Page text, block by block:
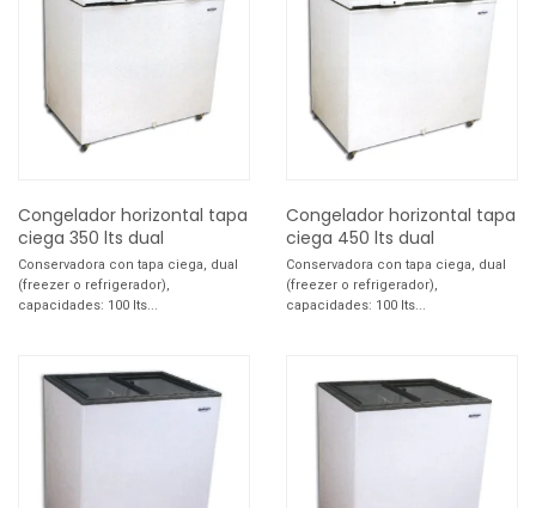
Congelador horizontal tapa
ciega 350 lts dual
Conservadora con tapa ciega, dual
(freezer o refrigerador),
capacidades: 100 lts...
Congelador horizontal tapa
ciega 450 lts dual
Conservadora con tapa ciega, dual
(freezer o refrigerador),
capacidades: 100 lts...